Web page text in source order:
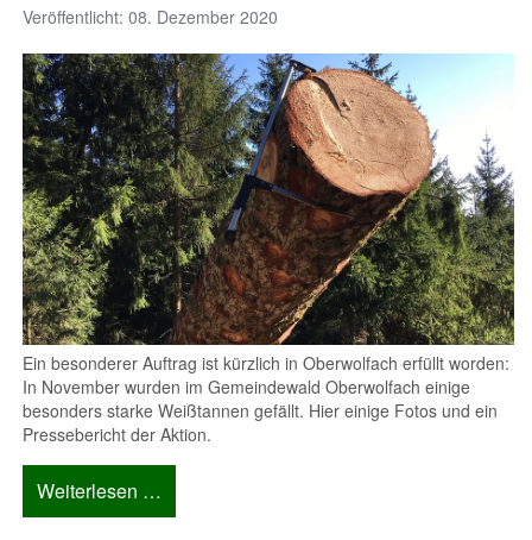
Veröffentlicht: 08. Dezember 2020
Ein besonderer Auftrag ist kürzlich in Oberwolfach erfüllt worden:
In November wurden im Gemeindewald Oberwolfach einige
besonders starke Weißtannen gefällt. Hier einige Fotos und ein
Pressebericht der Aktion.
Weiterlesen …